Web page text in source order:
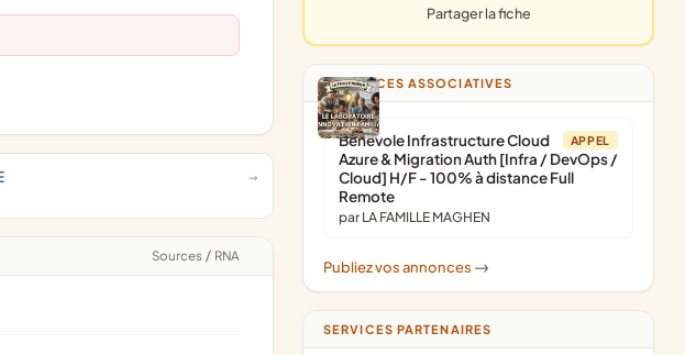
Sources / RNA
Partager la fiche
ANNONCES ASSOCIATIVES
APPEL
Bénévole Infrastructure Cloud
Azure & Migration Auth [Infra / DevOps /
Cloud] H/F - 100% à distance Full
Remote
par LA FAMILLE MAGHEN
Publiez vos annonces ->
SERVICES PARTENAIRES